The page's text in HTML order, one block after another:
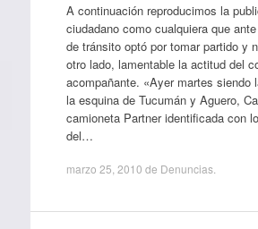
A continuación reproducimos la
ciudadano como cualquiera que
de tránsito optó por tomar partido y
otro lado, lamentable la actitud del
acompañante. «Ayer martes siendo
la esquina de Tucumán y Aguero,
camioneta Partner identificada con
del…
marzo 25, 2010 de Denuncias.